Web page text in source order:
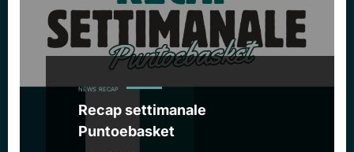
NEWS RECAP
Recap settimanale
Puntoebasket